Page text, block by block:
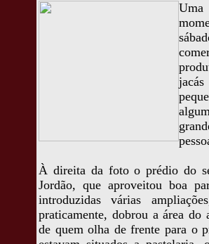
À direita da foto o prédio do
Jordão, que aproveitou boa
introduzidas várias
praticamente, dobrou a área
de quem olha de frente para o